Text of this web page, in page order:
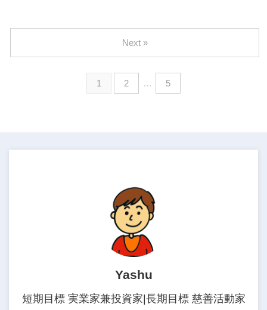
1 2 … 5
Next »
Yashu
短期目標 実業家兼投資家|長期目標 慈善活動家